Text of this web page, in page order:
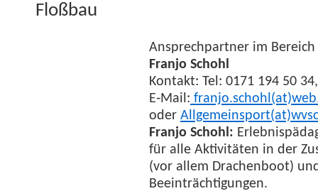
Floßbau
Ansprech­part­ner im
Fran­jo Schohl
Kon­takt: Tel: 0171 194 50 34,
E‑Mail:
oder
Fran­jo Schohl:
für alle Aktiv­itäten in der
(vor allem Drachen­boot)
Beeinträchtigungen.